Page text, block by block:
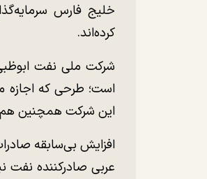
خلیج فارس
کرده‌اند.
است؛ طرحی که اجازه
این شرکت همچنین
افزایش بی‌سابقه
عربی صادرکننده نفت